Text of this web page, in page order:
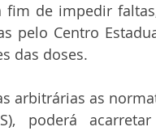
fim de impedir
pelo Centro
das doses.
arbitrárias as
poderá